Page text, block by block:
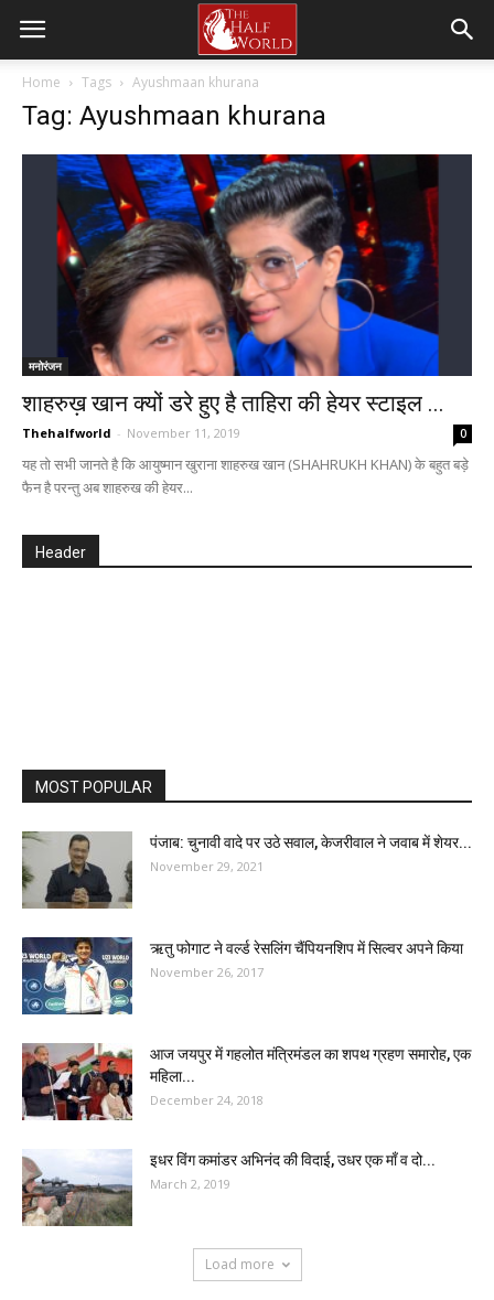
Home Tags Ayushmaan khurana
Tag: Ayushmaan khurana
मनोरंजन
शाहरुख़ खान क्यों डरे हुए है ताहिरा की हेयर स्टाइल ...
Thehalfworld - November 11, 2019 0
यह तो सभी जानते है कि आयुष्मान खुराना शाहरुख खान (SHAHRUKH KHAN) के बहुत बड़े
फैन है परन्तु अब शाहरुख की हेयर...
Header
MOST POPULAR
पंजाब: चुनावी वादे पर उठे सवाल, केजरीवाल ने जवाब में शेयर...
November 29, 2021
ऋतु फोगाट ने वर्ल्ड रेसलिंग चैंपियनशिप में सिल्वर अपने किया
November 26, 2017
आज जयपुर में गहलोत मंत्रिमंडल का शपथ ग्रहण समारोह, एक
महिला...
December 24, 2018
इधर विंग कमांडर अभिनंद की विदाई, उधर एक माँ व दो...
March 2, 2019
Load more